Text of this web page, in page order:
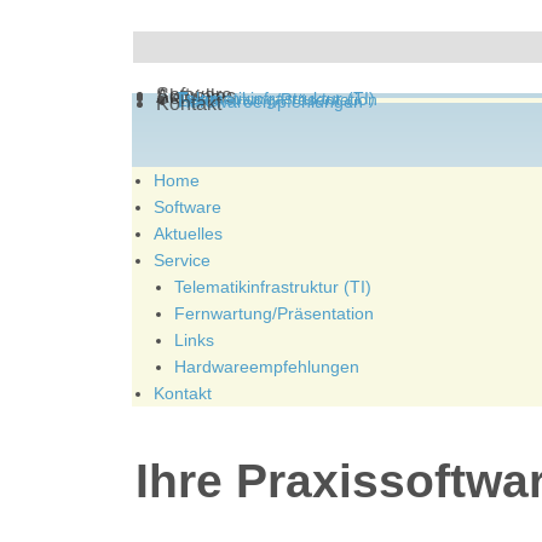
Home
Software
Aktuelles
Service
Telematikinfrastruktur (TI)
Fernwartung/Präsentation
Links
Hardwareempfehlungen
Kontakt
Home
Software
Aktuelles
Service
Telematikinfrastruktur (TI)
Fernwartung/Präsentation
Links
Hardwareempfehlungen
Kontakt
Ihre